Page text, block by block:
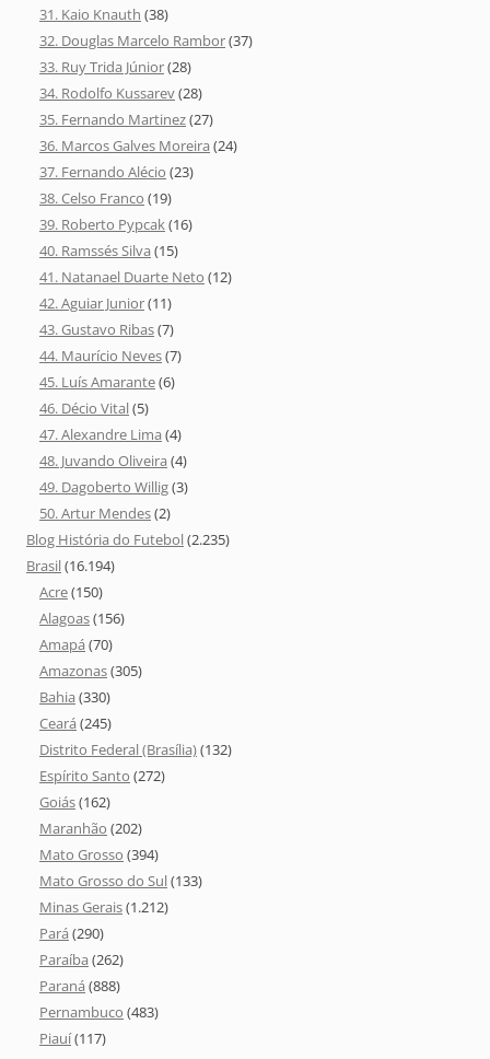
31. Kaio Knauth (38)
32. Douglas Marcelo Rambor(37)
33. Ruy Trida Júnior(28)
34. Rodolfo Kussarev(28)
35. Fernando Martinez(27)
36. Marcos Galves Moreira (24)
37. Fernando Alécio (23)
38. Celso Franco (19)
39. Roberto Pypcak(16)
40. Ramssés Silva (15)
41. Natanael Duarte Neto (12)
42. Aguiar Junior(11)
43. Gustavo Ribas(7)
44. Maurício Neves(7)
45. Luís Amarante(6)
46. Décio Vital(5)
47. Alexandre Lima (4)
48. Juvando Oliveira (4)
49. Dagoberto Willig(3)
50. Artur Mendes(2)
Blog História do Futebol(2.235)
Brasil(16.194)
Acre(150)
Alagoas(156)
Amapá (70)
Amazonas(305)
Bahia (330)
Ceará (245)
Distrito Federal (Brasília)(132)
Espírito Santo (272)
Goiás(162)
Maranhão (202)
Mato Grosso (394)
Mato Grosso do Sul(133)
Minas Gerais(1.212)
Pará (290)
Paraíba (262)
Paraná (888)
Pernambuco (483)
Piauí(117)